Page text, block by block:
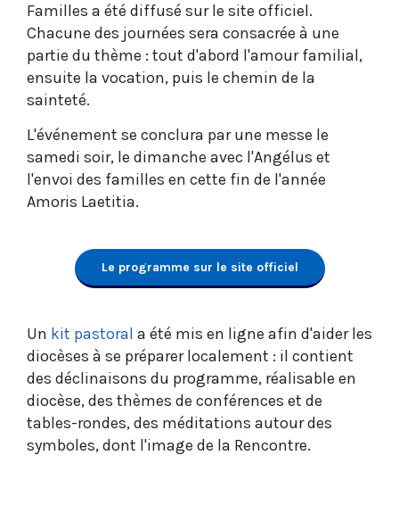
Familles a été diffusé sur le site officiel.
Chacune des journées sera consacrée à une
partie du thème : tout d'abord l'amour familial,
ensuite la vocation, puis le chemin de la
sainteté.
L'événement se conclura par une messe le
samedi soir, le dimanche avec l'Angélus et
l'envoi des familles en cette fin de l'année
Amoris Laetitia.
Le programme sur le site officiel
Un kit pastoral a été mis en ligne afin d'aider les
diocèses à se préparer localement : il contient
des déclinaisons du programme, réalisable en
diocèse, des thèmes de conférences et de
tables-rondes, des méditations autour des
symboles, dont l'image de la Rencontre.